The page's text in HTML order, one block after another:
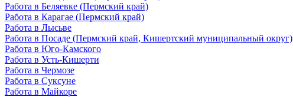
Работа в Беляевке (Пермский край)
Работа в Карагае (Пермский край)
Работа в Лысьве
Работа в Посаде (Пермский край, Кишертский муниципальный округ)
Работа в Юго-Камского
Работа в Усть-Кишерти
Работа в Чермозе
Работа в Суксуне
Работа в Майкоре